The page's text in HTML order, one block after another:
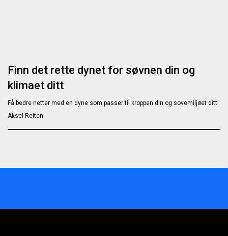
Finn det rette dynet for søvnen din og
klimaet ditt
Få bedre netter med en dyne som passer til kroppen din og sovemiljøet ditt
Aksel Reiten